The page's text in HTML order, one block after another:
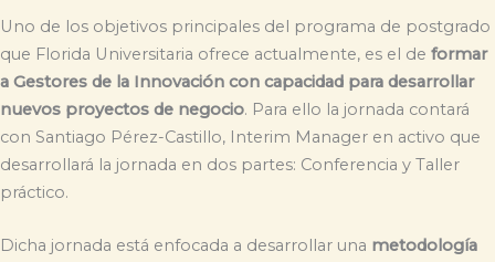
Uno de los objetivos principales del programa de postgrado
que Florida Universitaria ofrece actualmente, es el de formar
a Gestores de la Innovación con capacidad para desarrollar
nuevos proyectos de negocio. Para ello la jornada contará
con Santiago Pérez-Castillo, Interim Manager en activo que
desarrollará la jornada en dos partes: Conferencia y Taller
práctico.
Dicha jornada está enfocada a desarrollar una metodología